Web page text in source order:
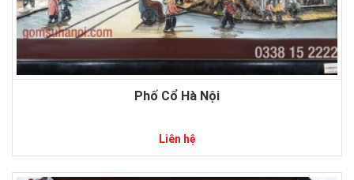
Phố Cổ Hà Nội
Liên hệ